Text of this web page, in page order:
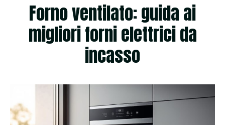
Forno ventilato: guida ai
migliori forni elettrici da
incasso